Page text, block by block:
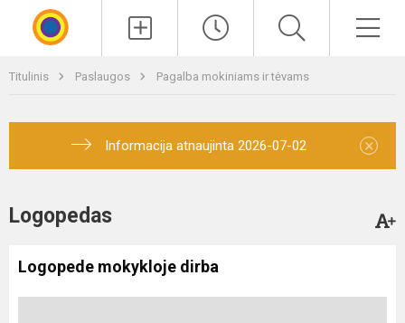
Titulinis Paslaugos Pagalba mokiniams ir tėvams
Informacija atnaujinta 2026-07-02 ×
Logopedas
Logopede mokykloje dirba